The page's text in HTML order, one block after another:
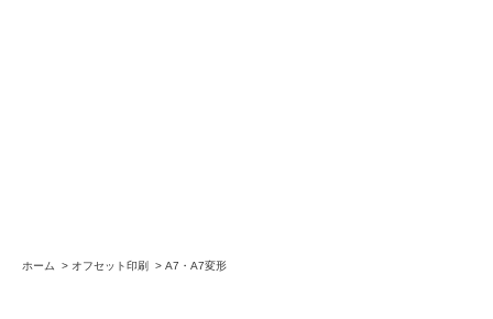
ホーム > オフセット印刷 > A7・A7変形